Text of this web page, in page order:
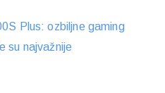
Plus: ozbiljne gaming
su najvažnije